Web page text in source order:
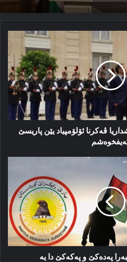
ڤه‌کرنا ئۆلۆمپیاد یێن پاریسێ
پەدەکێ و پەکەکێ دا یە